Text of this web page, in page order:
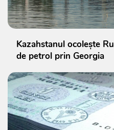
Kazahstanul ocolește
de petrol prin Georgia